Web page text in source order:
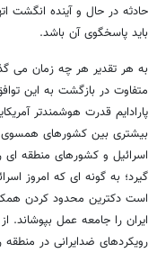
حادثه در حال و آینده انگشت
باید پاسخگوی آن باشد.
به هر تقدیر هر چه زمان می
متفاوت در بازگشت به این
پارادایم قدرت هوشمندتر
بیشتری بین کشورهای همسوی
اسرائیل و کشورهای منطقه
گیرد؛ به گونه ای که امروز
است دکترین محدود کردن
ایران را جامعه عمل
رویکردهای ضدایرانی در